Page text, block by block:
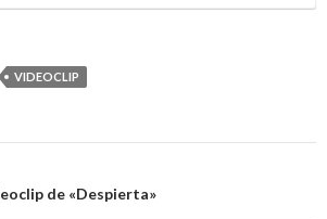
VIDEOCLIP
de «Despierta»